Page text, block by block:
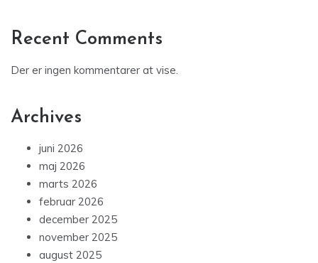
Recent Comments
Der er ingen kommentarer at vise.
Archives
juni 2026
maj 2026
marts 2026
februar 2026
december 2025
november 2025
august 2025